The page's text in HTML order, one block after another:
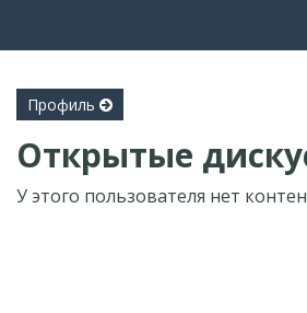
Профиль
Открытые
У этого пользователя нет